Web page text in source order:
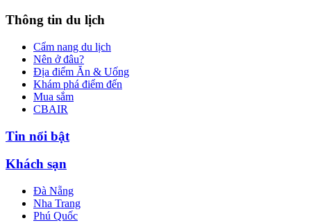
Thông tin du lịch
Cẩm nang du lịch
Nên ở đâu?
Địa điểm Ăn & Uống
Khám phá điểm đến
Mua sắm
CBAIR
Tin nổi bật
Khách sạn
Đà Nẵng
Nha Trang
Phú Quốc